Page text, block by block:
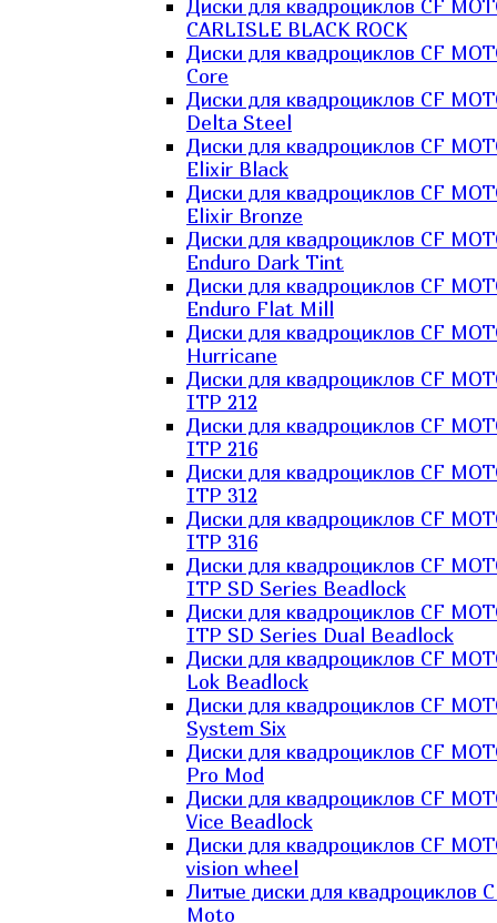
Диски для квадроциклов CF
CARLISLE BLACK ROCK
Диски для квадроциклов CF
Core
Диски для квадроциклов CF
Delta Steel
Диски для квадроциклов CF
Elixir Black
Диски для квадроциклов CF
Elixir Bronze
Диски для квадроциклов CF
Enduro Dark Tint
Диски для квадроциклов CF
Enduro Flat Mill
Диски для квадроциклов CF
Hurricane
Диски для квадроциклов CF
ITP 212
Диски для квадроциклов CF
ITP 216
Диски для квадроциклов CF
ITP 312
Диски для квадроциклов CF
ITP 316
Диски для квадроциклов CF
ITP SD Series Beadlock
Диски для квадроциклов CF
ITP SD Series Dual Beadlock
Диски для квадроциклов CF
Lok Beadlock
Диски для квадроциклов CF
System Six
Диски для квадроциклов CF
Pro Mod
Диски для квадроциклов CF
Vice Beadlock
Диски для квадроциклов CF
vision wheel
Литые диски для квадроциклов
Moto